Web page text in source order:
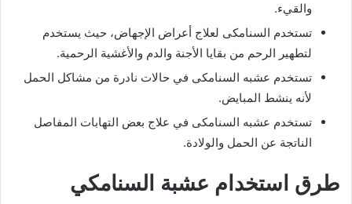
والقيء.
تستخدم السنامكى لعلاج أعراض الإجهاض، حيث يستخدم
لتطهير الرحم من بقايا الأجنة والدم والأغشية الرحمية.
تستخدم عشبه السنامكى في حالات نادرة من مشاكل الحمل
لأنه ينشط المبايض.
تستخدم عشبه السنامكى في علاج بعض التهابات المفاصل
الناتجة عن الحمل والولادة.
طرق استخدام عشبة السنامكي